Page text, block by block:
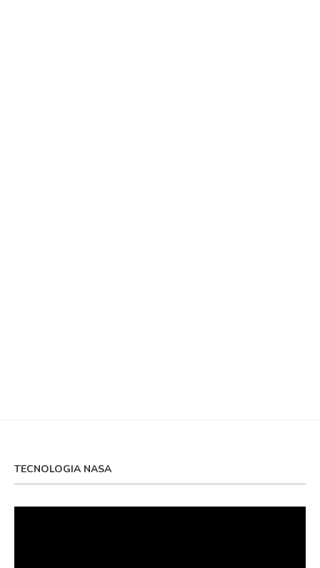
TECNOLOGIA NASA